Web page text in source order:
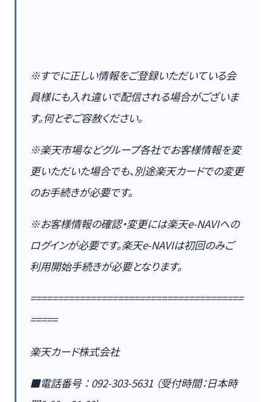
※すでに正しい情報をご登録いただいている会
員様にも入れ違いで配信される場合がございま
す。何とぞご容赦ください。
※楽天市場などグループ各社でお客様情報を変
更いただいた場合でも、別途楽天カードでの変更
のお手続きが必要です。
※お客様情報の確認・変更には楽天e-NAVIへの
ログインが必要です。楽天e-NAVIは初回のみご
利用開始手続きが必要となります。
=======================================
=====
楽天カード株式会社
■電話番号 ： 092-303-5631 （受付時間：日本時